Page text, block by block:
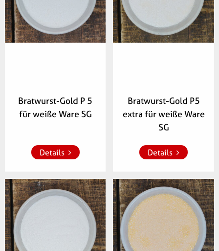
Bratwurst-Gold P 5
für weiße Ware SG
Zur Merkliste
hinzufügen
Details
Bratwurst-Gold P5
extra für weiße Ware
SG
Zur Merkliste
hinzufügen
Details
Artikelnummer:
Artikelnummer:
064400